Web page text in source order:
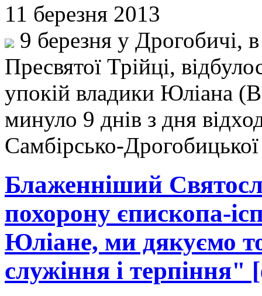
11 березня 2013
9 березня у Дрогобичі,
Пресвятої Трійці,
упокій владики Юліана
минуло 9 днів з дня
Самбірсько-
Блаженніший
похорону єпископа-
Юліане, ми дякуємо
служіння і терпіння"